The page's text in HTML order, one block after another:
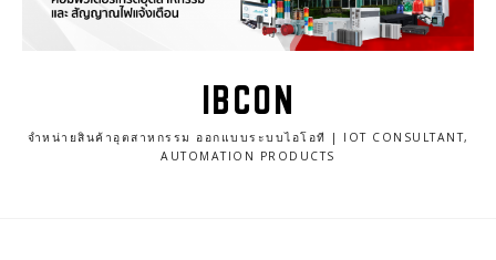
IBCON
จำหน่ายสินค้าอุตสาหกรรม ออกแบบระบบไอโอที | IOT CONSULTANT,
AUTOMATION PRODUCTS